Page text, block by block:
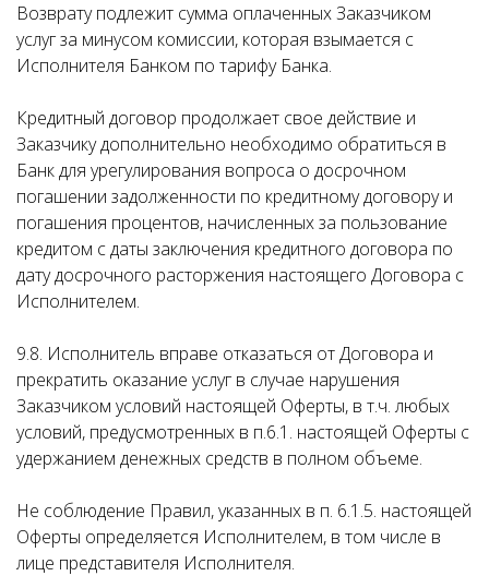
Возврату подлежит сумма оплаченных Заказчиком
услуг за минусом комиссии, которая взымается с
Исполнителя Банком по тарифу Банка.
Кредитный договор продолжает свое действие и
Заказчику дополнительно необходимо обратиться в
Банк для урегулирования вопроса о досрочном
погашении задолженности по кредитному договору и
погашения процентов, начисленных за пользование
кредитом с даты заключения кредитного договора по
дату досрочного расторжения настоящего Договора с
Исполнителем.
9.8. Исполнитель вправе отказаться от Договора и
прекратить оказание услуг в случае нарушения
Заказчиком условий настоящей Оферты, в т.ч. любых
условий, предусмотренных в п.6.1. настоящей Оферты с
удержанием денежных средств в полном объеме.
Не соблюдение Правил, указанных в п. 6.1.5. настоящей
Оферты определяется Исполнителем, в том числе в
лице представителя Исполнителя.